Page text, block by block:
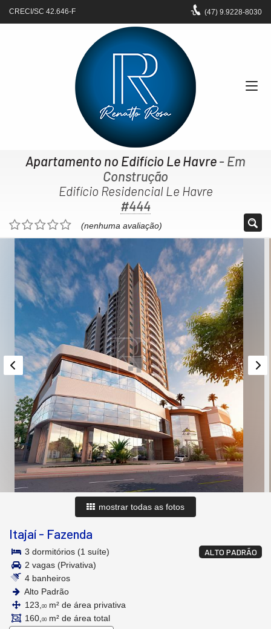
CRECI/SC 42.646-F (47) 9.9228-8030
Apartamento no Edifício Le Havre- Em
Construção
Edifício Residencial Le Havre
#444
(nenhuma avaliação)
mostrar todas as fotos
Itajaí - Fazenda
ALTO PADRÃO
3 dormitórios (1 suíte)
2 vagas (Privativa)
4 banheiros
Alto Padrão
123, 00 m² de área privativa
160, 00 m² de área total